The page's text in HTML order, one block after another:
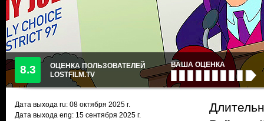
8.3
ОЦЕНКА ПОЛЬЗОВАТЕЛЕЙ
LOSTFILM.TV
ВАША ОЦЕНКА
Дата выхода ru: 08 октября 2025 г.
Дата выхода eng: 15 сентября 2025 г.